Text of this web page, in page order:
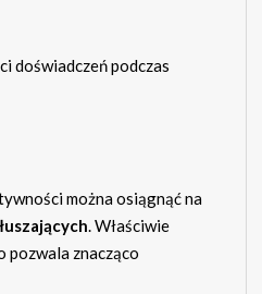
doświadczeń podczas
można osiągnąć na
. Właściwie
pozwala znacząco